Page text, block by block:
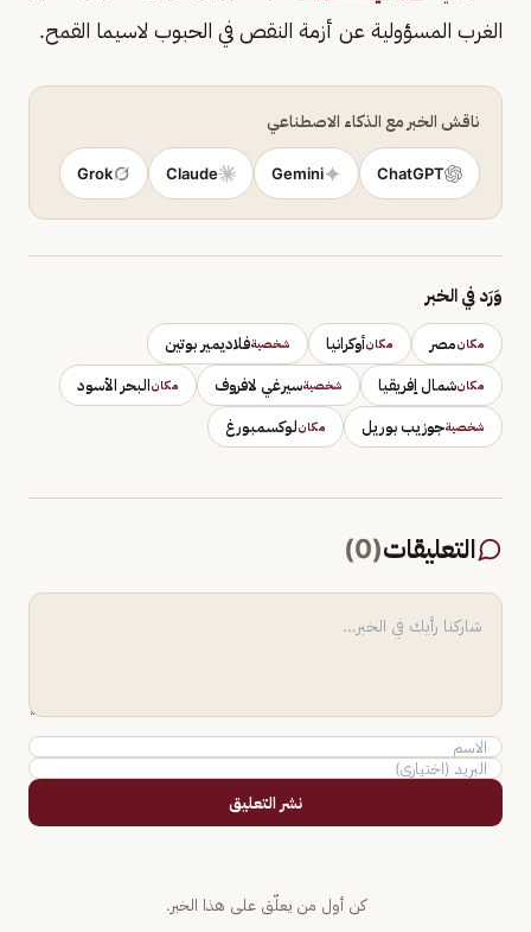
الغرب المسؤولية عن أزمة النقص في الحبوب لاسيما القمح.
ناقش الخبر مع الذكاء الاصطناعي
ChatGPT
Gemini
Claude
Grok
وَرَد في الخبر
مكانمصر مكانأوكرانيا شخصيةفلاديمير بوتين
مكانشمال إفريقيا شخصيةسيرغي لافروف مكانالبحر الأسود
شخصيةجوزيب بوريل مكانلوكسمبورغ
التعليقات(
0
)
نشر التعليق
كن أول من يعلّق على هذا الخبر.